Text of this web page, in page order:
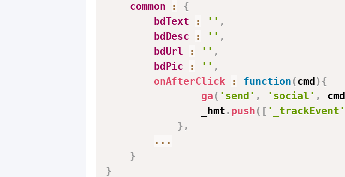
common
:
{
bdText
: '' ,
bdDesc
: '' ,
bdUrl
: '' ,
bdPic
: '' ,
onAfterClick
: function (cmd) {
ga ( 'send' , 'social' , cmd
        		_hmt
. push ( [ '_trackEvent'
} ,
...
}
}